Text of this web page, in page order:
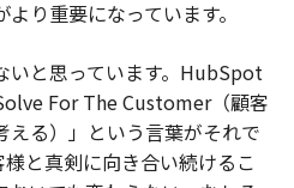
り重要になっています。
いと思っています。HubSpot
For The Customer（顧客
える）」という言葉がそれで
と真剣に向き合い続けるこ